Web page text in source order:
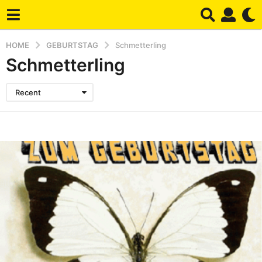
HOME GEBURTSTAG Schmetterling
Schmetterling
Recent